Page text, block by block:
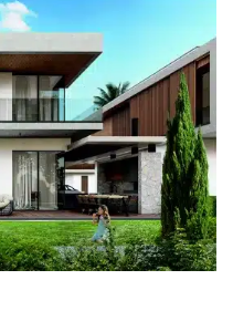
News
Kontakt